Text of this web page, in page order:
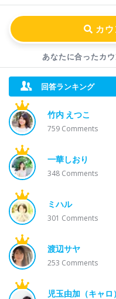
あなたに合ったカ
回答ランキング
竹内 えつこ
759 Comments
一華しおり
348 Comments
ミハル
301 Comments
渡辺サヤ
253 Comments
児玉由加（キャロ）